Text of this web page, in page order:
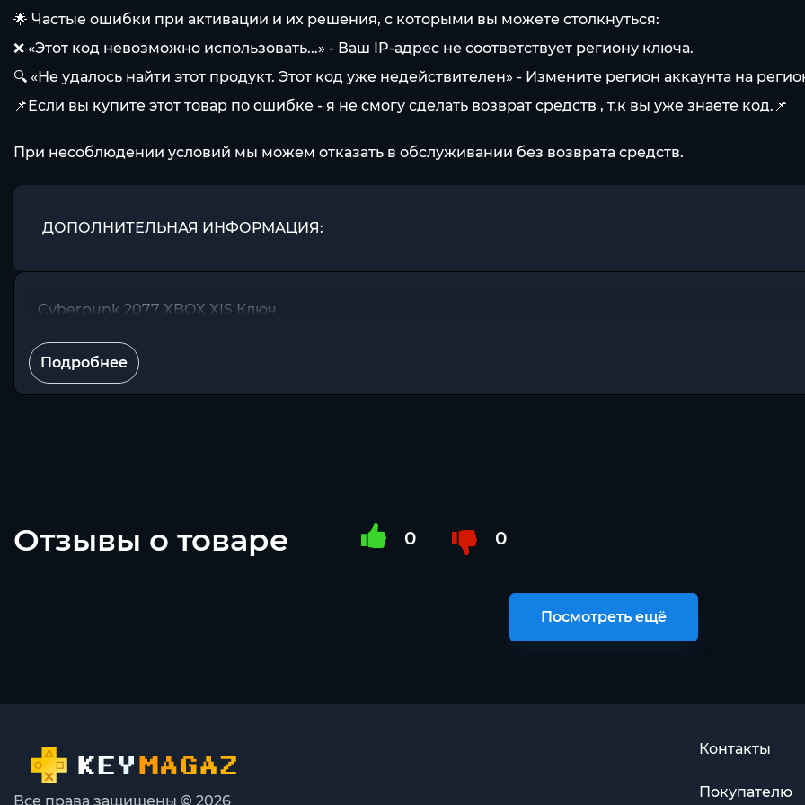
🌟 Частые ошибки при активации и их решения, с которыми вы можете столкнуться:
❌ «Этот код невозможно использовать...» - Ваш IP-адрес не соответствует региону ключа.
🔍 «Не удалось найти этот продукт. Этот код уже недействителен» - Измените регион аккаунта на
📌Если вы купите этот товар по ошибке - я не смогу сделать возврат средств , т.к вы уже знаете код.📌
При несоблюдении условий мы можем отказать в обслуживании без возврата средств.
ДОПОЛНИТЕЛЬНАЯ ИНФОРМАЦИЯ:
Cyberpunk 2077 XBOX X|S Ключ
Подробнее
Отзывы о товаре 0 0
Посмотреть ещё
Все права защищены © 2026
Контакты
Покупателю